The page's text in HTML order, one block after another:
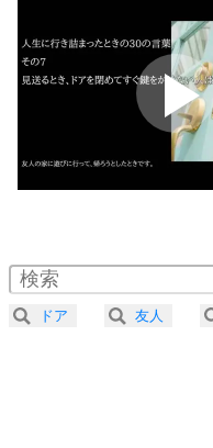
いらい
プラス思
ポジテ
ポジティ
ストレ
人生
気楽に生
4 器の大
プラス
2.0倍速 （190KB
2.5倍速 （152KB 38
3.0倍速 （127KB 32
ドア 友人